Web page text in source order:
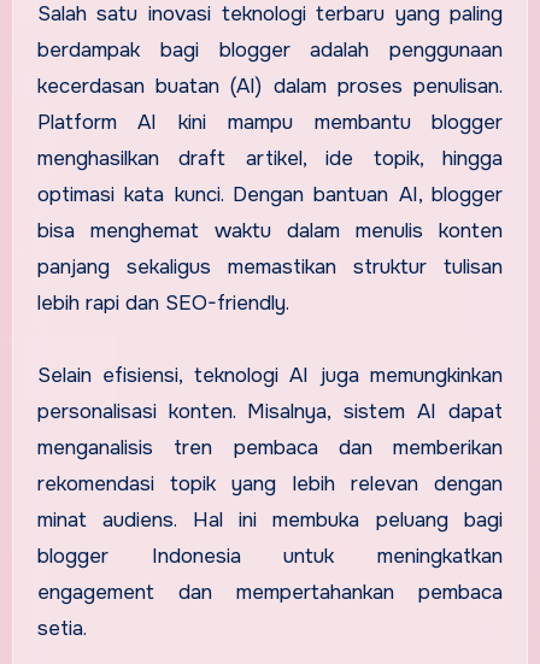
Salah satu inovasi teknologi terbaru yang paling
berdampak bagi blogger adalah penggunaan
kecerdasan buatan (AI) dalam proses penulisan.
Platform AI kini mampu membantu blogger
menghasilkan draft artikel, ide topik, hingga
optimasi kata kunci. Dengan bantuan AI, blogger
bisa menghemat waktu dalam menulis konten
panjang sekaligus memastikan struktur tulisan
lebih rapi dan SEO-friendly.
Selain efisiensi, teknologi AI juga memungkinkan
personalisasi konten. Misalnya, sistem AI dapat
menganalisis tren pembaca dan memberikan
rekomendasi topik yang lebih relevan dengan
minat audiens. Hal ini membuka peluang bagi
blogger Indonesia untuk meningkatkan
engagement dan mempertahankan pembaca
setia.